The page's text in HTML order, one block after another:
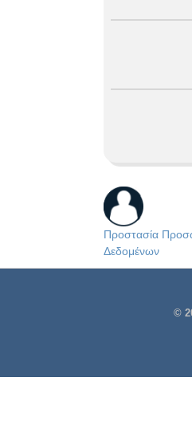
Προστασία
Δεδομένων
©